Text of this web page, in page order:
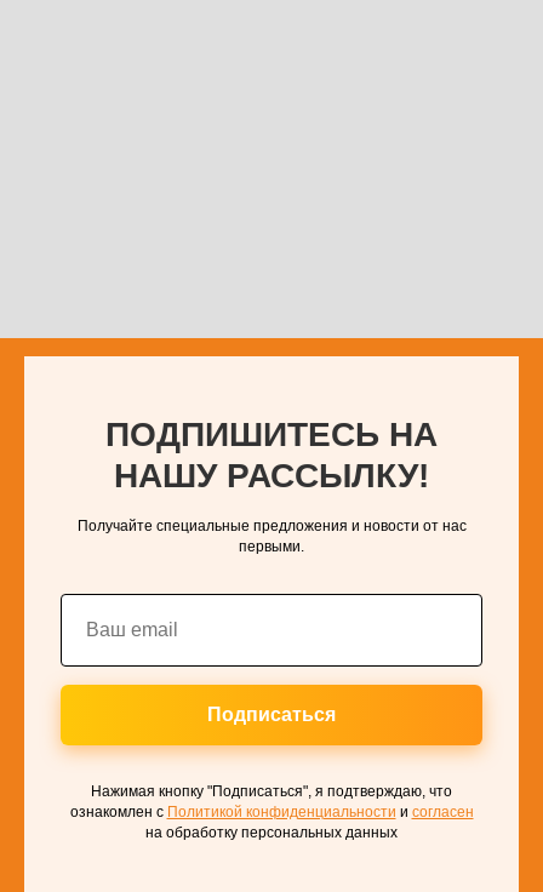
ПОДПИШИТЕСЬ НА
НАШУ РАССЫЛКУ!
Получайте специальные предложения и новости от нас
первыми.
Подписаться
Нажимая кнопку "Подписаться", я подтверждаю, что
ознакомлен с Политикой конфиденциальности и согласен
на обработку персональных данных